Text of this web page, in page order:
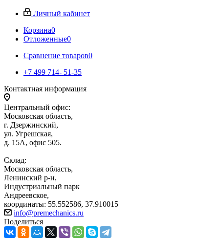
Личный кабинет
Корзина0
Отложенные0
Сравнение товаров0
+7 499 714- 51-35
Контактная информация
Центральный офис:
Московская область,
г. Дзержинский,
ул. Угрешская,
д. 15А, офис 505.
Склад:
Московская область,
Ленинский р-н,
Индустриальный парк
Андреевское,
координаты: 55.552586, 37.910015
info@premechanics.ru
Поделиться